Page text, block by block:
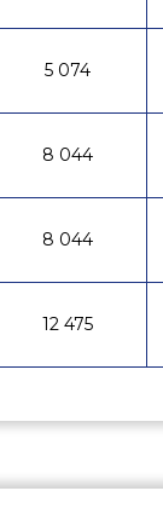
5 074
8 044
8 044
12 475